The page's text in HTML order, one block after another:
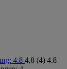
4.8 4,8 (4) 4.8